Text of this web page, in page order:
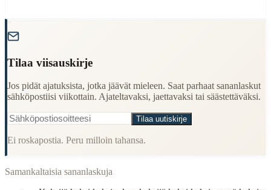
Cultural Context
Language:Finnish (suomi)
Origin:Finland
Period:
Traditional folk wisdom
Tilaa viisauskirje
Jos pidät ajatuksista, jotka jäävät mieleen. Saat parhaat sananlaskut
sähköpostiisi viikottain. Ajateltavaksi, jaettavaksi tai säästettäväksi.
Tilaa uutiskirje
Ei roskapostia. Peru milloin tahansa.
Samankaltaisia sananlaskuja